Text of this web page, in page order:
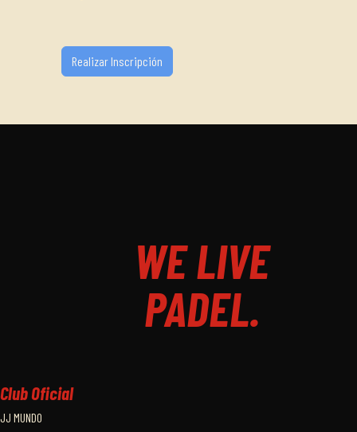
WE LIVE
PADEL.
Club Oficial
JJ MUNDO